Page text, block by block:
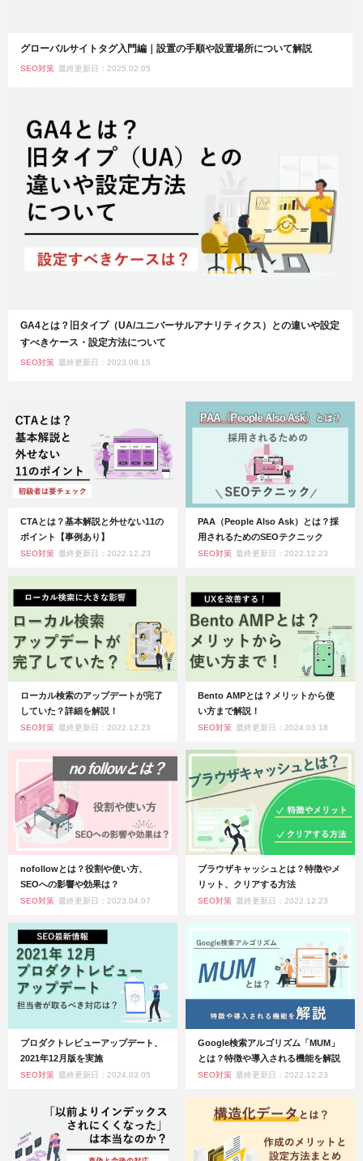
グローバルサイトタグ入門編｜設置の手順や設置場所について解説
SEO対策 最終更新日：2025.02.05
GA4とは？旧タイプ（UA/ユニバーサルアナリティクス）との違いや設定
すべきケース・設定方法について
SEO対策 最終更新日：2023.09.15
CTAとは？基本解説と外せない11の
ポイント【事例あり】
SEO対策 最終更新日：2022.12.23
PAA（People Also Ask）とは？採
用されるためのSEOテクニック
SEO対策 最終更新日：2022.12.23
ローカル検索のアップデートが完了
していた？詳細を解説！
SEO対策 最終更新日：2022.12.23
Bento AMPとは？メリットから使
い方まで解説！
SEO対策 最終更新日：2024.03.18
nofollowとは？役割や使い方、
SEOへの影響や効果は？
SEO対策 最終更新日：2023.04.07
ブラウザキャッシュとは？特徴やメ
リット、クリアする方法
SEO対策 最終更新日：2022.12.23
プロダクトレビューアップデート、
2021年12月版を実施
SEO対策 最終更新日：2024.03.05
Google検索アルゴリズム「MUM」
とは？特徴や導入される機能を解説
SEO対策 最終更新日：2022.12.23